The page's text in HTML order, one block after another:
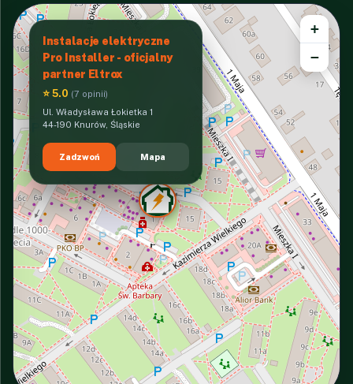
Instalacje elektryczne
Pro Installer - oficjalny
partner Eltrox
⭐ 5.0 (7 opinii)
Ul. Władysława Łokietka 1
44-190 Knurów, Śląskie
Zadzwoń Mapa
+
−
INTERACTIVE VIEW